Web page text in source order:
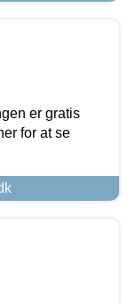
er gratis
for at se